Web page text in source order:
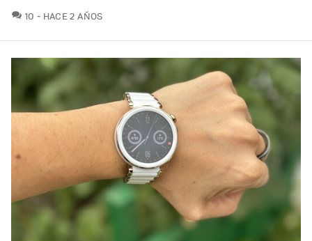
10 COMENTARIOS
HACE 2 AÑOS